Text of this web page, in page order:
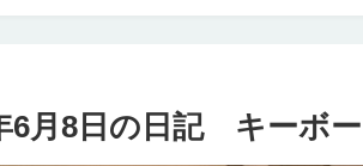
6月8日の日記 キーボ